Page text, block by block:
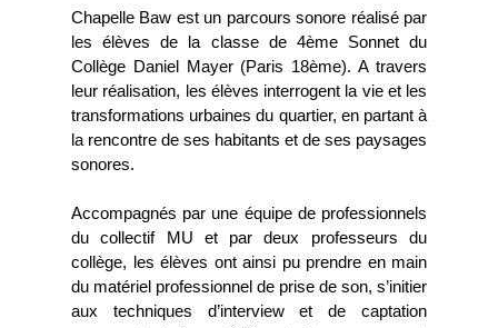
Chapelle Baw est un parcours sonore réalisé par
les élèves de la classe de 4ème Sonnet du
Collège Daniel Mayer (Paris 18ème). A travers
leur réalisation, les élèves interrogent la vie et les
transformations urbaines du quartier, en partant à
la rencontre de ses habitants et de ses paysages
sonores.
Accompagnés par une équipe de professionnels
du collectif MU et par deux professeurs du
collège, les élèves ont ainsi pu prendre en main
du matériel professionnel de prise de son, s’initier
aux techniques d’interview et de captation